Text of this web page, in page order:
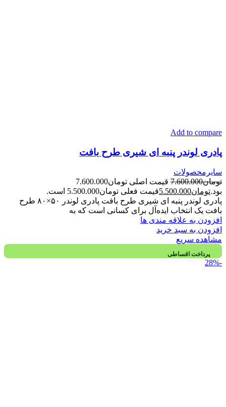
Add to compare
پادری لوندر پنبه ای شیری طرح بافت
سایرمحصولات
تومان7.600.000
قیمت اصلی تومان7.600.000
بود.تومان5.500.000قیمت فعلی تومان5.500.000 است.
پادری لوندر پنبه ای شیری طرح بافت پادری لوندر ۵۰×۸۰ طرح
بافت یک انتخاب ایده‌آل برای کسانی است که به
افزودن به علاقه مندی ها
افزودن به سبد خرید
مشاهده سریع
پرداخت اقساطی
-28%